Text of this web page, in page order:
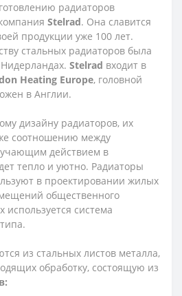
радиаторов
Stelrad. Она славится
продукции уже 100 лет.
стальных радиаторов была
Stelrad входит в
Heating Europe, головной
в Англии.
дизайну радиаторов, их
соотношению между
действием в
тепло и уютно. Радиаторы
в проектировании жилых
общественного
используется система
из стальных листов металла,
обработку, состоящую из